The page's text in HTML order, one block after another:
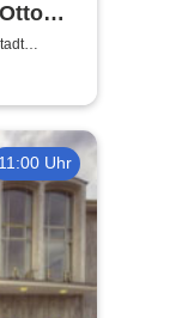
11:00 Uhr